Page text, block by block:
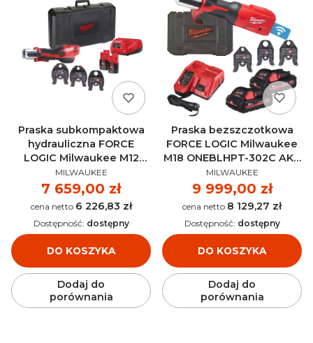
Praska subkompaktowa
hydrauliczna FORCE
LOGIC Milwaukee M12
HPT-202C V-SET2 AKU 12V
(2x 2.0 Ah) - 4933459382
PRODUCENT
MILWAUKEE
Cena
7 659,00 zł
Cena 6 226,83 zł
DO KOSZYKA
Dostępność: dostępny
Dodaj do
porównania
Praska bezszczotkowa
FORCE LOGIC Milwaukee
M18 ONEBLHPT-302C AKU
18V (2x 3.0 Ah) -
4933478306
PRODUCENT
MILWAUKEE
Cena
9 999,00 zł
Cena 8 129,27 zł
DO KOSZYKA
Dostępność: dostępny
Dodaj do
porównania